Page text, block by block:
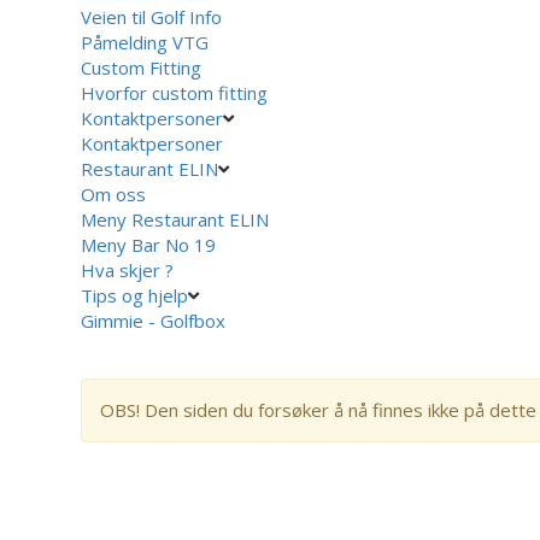
Veien til Golf Info
Påmelding VTG
Custom Fitting
Hvorfor custom fitting
Kontaktpersoner
Kontaktpersoner
Restaurant ELIN
Om oss
Meny Restaurant ELIN
Meny Bar No 19
Hva skjer ?
Tips og hjelp
Gimmie - Golfbox
OBS! Den siden du forsøker å nå finnes ikke på